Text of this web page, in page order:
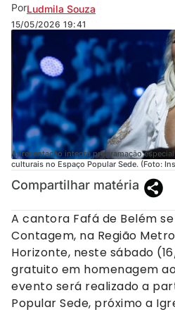
PorLudmila Souza
15/05/2026 19:41
Apresentação integra programação
culturais no Espaço Popular Sede. (Foto:
Compartilhar matéria
A cantora Fafá de Belém
Contagem, na Região
Horizonte, neste sábado
gratuito em homenagem
evento será realizado a
Popular Sede, próximo a